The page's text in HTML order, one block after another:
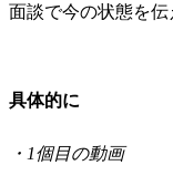
面談で今の状態を
具体的に
・1個目の動画